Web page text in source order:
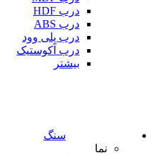
درب HDF
درب ABS
درب پلی وود
درب آکوستیک
بیشتر
سنگ
نما